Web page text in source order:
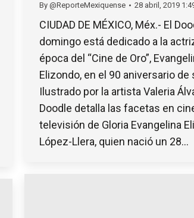
By @ReporteMexiquense 28 abril, 2019
CIUDAD DE MÉXICO, Méx.- El
domingo está dedicado a la
época del “Cine de Oro”,
Elizondo, en el 90 aniversario de
Ilustrado por la artista Valeria
Doodle detalla las facetas en
televisión de Gloria Evangelina
López-Llera, quien nació un 28…